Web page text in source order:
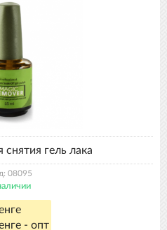
гель лака
08095
- опт